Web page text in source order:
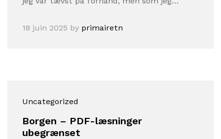
18 juin 2025 by primairetn
Uncategorized
Borgen – PDF-læsninger
ubegrænset